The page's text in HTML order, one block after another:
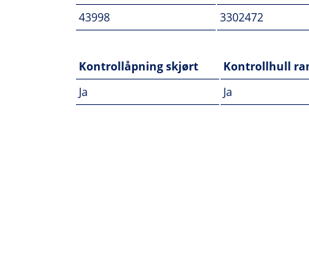
43998
3302472
Kontrollåpning skjørt Kontrollhull
Ja
Ja